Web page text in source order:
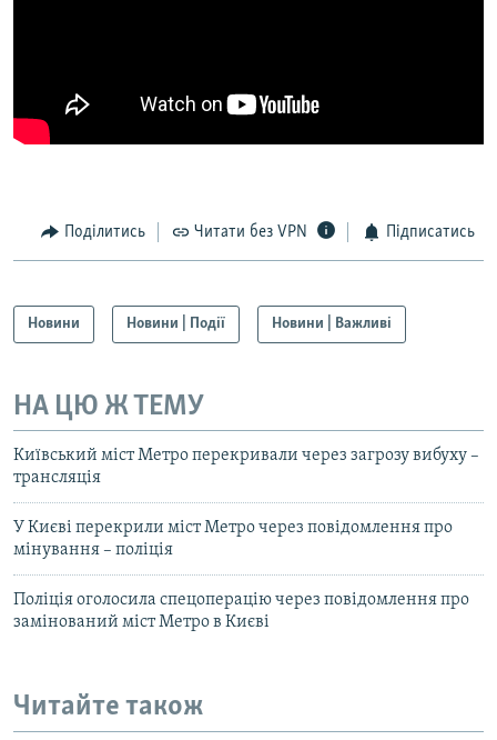
Поділитись Читати без VPN Підписатись
Новини Новини | Події Новини | Важливі
НА ЦЮ Ж ТЕМУ
Київський міст Метро перекривали через загрозу вибуху –
трансляція
У Києві перекрили міст Метро через повідомлення про
мінування – поліція
Поліція оголосила спецоперацію через повідомлення про
замінований міст Метро в Києві
Читайте також